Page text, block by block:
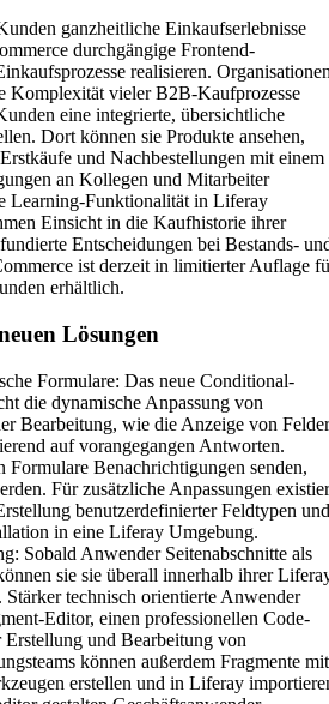
ganzheitliche Einkaufserlebnisse
durchgängige Frontend-
realisieren.
Komplexität vieler B2B-Kaufprozesse
eine integrierte, übersichtliche
Dort können sie Produkte ansehen,
und Nachbestellungen mit einem
an Kollegen und Mitarbeiter
Learning-Funktionalität in Liferay
Einsicht in die Kaufhistorie ihrer
Entscheidungen bei Bestands-
ist derzeit in limitierter Auflage
erhältlich.
Lösungen
Formulare: Das neue Conditional-
die dynamische Anpassung von
Bearbeitung, wie die Anzeige von
auf vorangegangen Antworten.
Formulare Benachrichtigungen senden,
Für zusätzliche Anpassungen
benutzerdefinierter Feldtypen
in eine Liferay Umgebung.
Sobald Anwender Seitenabschnitte als
sie sie überall innerhalb ihrer
technisch orientierte Anwender
Editor, einen professionellen Code-
und Bearbeitung von
können außerdem Fragmente mit
erstellen und in Liferay